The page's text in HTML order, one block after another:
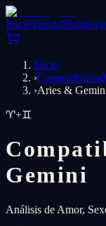
InicioTiendaBlog
Inicio
›Compatibilidad
›Aries &
♈+♊
Gemini
Análisis de Amor,